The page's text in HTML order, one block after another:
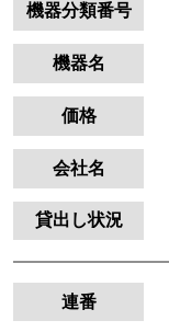
機器分類番号
機器名
価格
会社名
貸出し状況
連番